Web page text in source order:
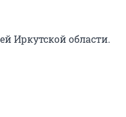
Иркутской области.